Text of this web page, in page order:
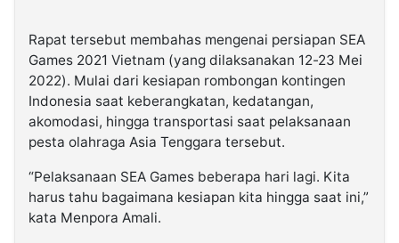
Rapat tersebut membahas mengenai persiapan SEA
Games 2021 Vietnam (yang dilaksanakan 12-23 Mei
2022). Mulai dari kesiapan rombongan kontingen
Indonesia saat keberangkatan, kedatangan,
akomodasi, hingga transportasi saat pelaksanaan
pesta olahraga Asia Tenggara tersebut.
“Pelaksanaan SEA Games beberapa hari lagi. Kita
harus tahu bagaimana kesiapan kita hingga saat ini,”
kata Menpora Amali.